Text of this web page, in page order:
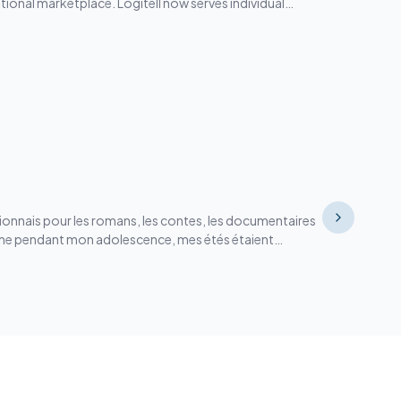
pour les romans, les contes, les documentaires
pendant mon adolescence, mes étés étaient